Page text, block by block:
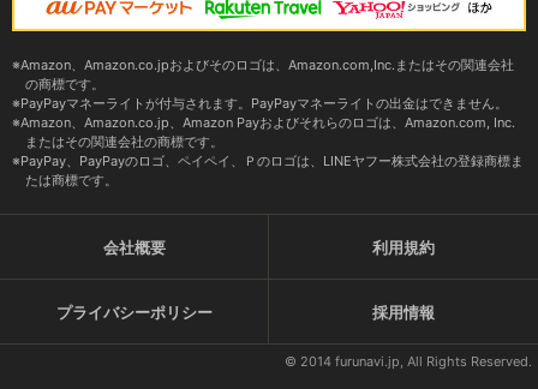
Amazon、Amazon.co.jpおよびそのロゴは、Amazon.com,Inc.またはその関連会社
の商標です。
PayPayマネーライトが付与されます。PayPayマネーライトの出金はできません。
Amazon、Amazon.co.jp、Amazon Payおよびそれらのロゴは、Amazon.com, Inc.
またはその関連会社の商標です。
PayPay、PayPayのロゴ、ペイペイ、Ｐのロゴは、LINEヤフー株式会社の登録商標ま
たは商標です。
会社概要 利用規約
プライバシーポリシー 採用情報
© 2014 furunavi.jp, All Rights Reserved.